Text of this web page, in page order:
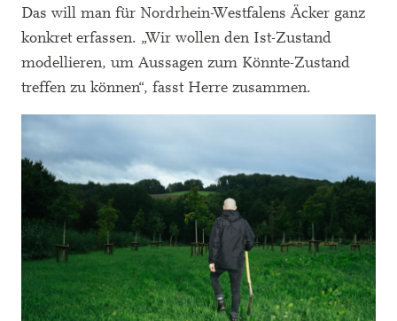
Das will man für Nordrhein-Westfalens Äcker ganz
konkret erfassen. „Wir wollen den Ist-Zustand
modellieren, um Aussagen zum Könnte-Zustand
treffen zu können“, fasst Herre zusammen.